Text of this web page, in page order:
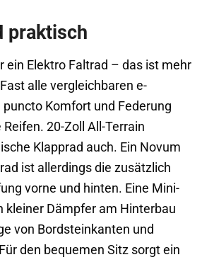
praktisch
ein Elektro Faltrad – das ist mehr
alle vergleichbaren e-
Komfort und Federung
20-Zoll All-Terrain
Klapprad auch. Ein Novum
ist allerdings die zusätzlich
vorne und hinten. Eine Mini-
kleiner Dämpfer am Hinterbau
von Bordsteinkanten und
den bequemen Sitz sorgt ein